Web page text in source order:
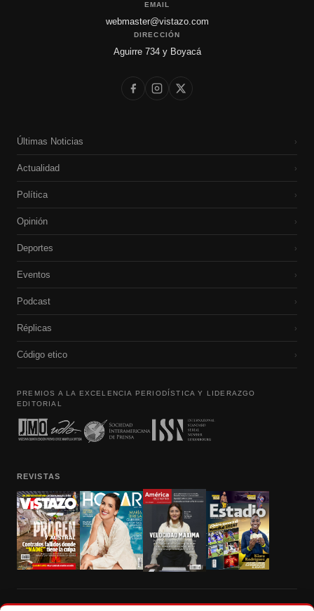
EMAIL
webmaster@vistazo.com
DIRECCIÓN
Aguirre 734 y Boyacá
Últimas Noticias ›
Actualidad ›
Política ›
Opinión ›
Deportes ›
Eventos ›
Podcast ›
Réplicas ›
Código etico ›
PREMIOS A LA EXCELENCIA PERIODÍSTICA Y LIDERAZGO
EDITORIAL
REVISTAS